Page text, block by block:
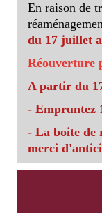
En raison de
du 17 juillet
Réouverture
A partir du
- Empruntez
- La boite de
merci
documents